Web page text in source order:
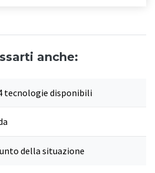
anche:
tecnologie disponibili
della situazione